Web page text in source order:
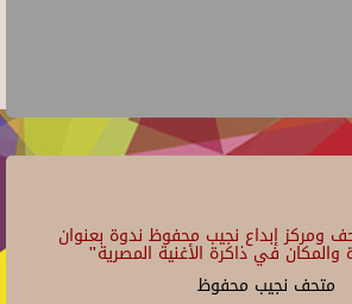
ومركز إبداع نجيب محفوظ ندوة بعنوان
والمكان في ذاكرة الأغنية المصرية"
متحف نجيب محفوظ